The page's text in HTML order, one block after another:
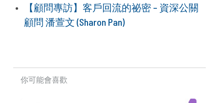
【顧問專訪】客戶回流的祕密 – 資深公關
顧問 潘萱文 (Sharon Pan)
你可能會喜歡